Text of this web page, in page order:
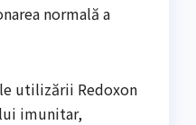
normală a
utilizării Redoxon
imunitar,